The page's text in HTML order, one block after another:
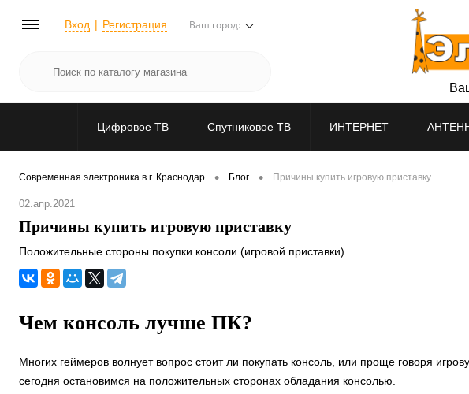
Вход Регистрация Ваш город:
Цифровое ТВ Спутниковое ТВ ИНТЕРНЕТ
Современная электроника в г. Краснодар • Блог • Причины купить игровую приставку
02.апр.2021
Причины купить игровую приставку
Положительные стороны покупки консоли (игровой приставки)
Чем консоль лучше ПК?
Многих геймеров волнует вопрос стоит ли покупать консоль, или проще говоря
сегодня остановимся на положительных сторонах обладания консолью.